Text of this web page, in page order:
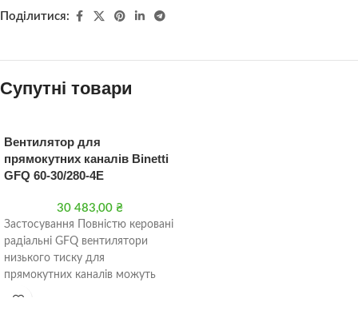
Поділитися:
Супутні товари
Вентилятор для
прямокутних каналів Binetti
GFQ 60-30/280-4E
30 483,00 ₴
Застосування Повністю керовані
радіальні GFQ вентилятори
низького тиску для
прямокутних каналів можуть